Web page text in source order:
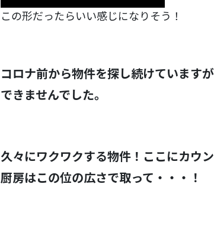
この形だったらいい感じになりそう！
コロナ前から物件を探し続けています
できませんでした。
久々にワクワクする物件！ここにカウ
厨房はこの位の広さで取って・・・！